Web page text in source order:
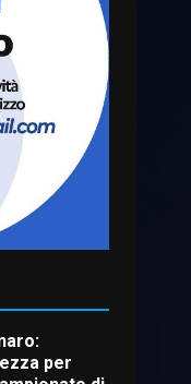
e la
“L’Albergo
di
“Fasano in
per